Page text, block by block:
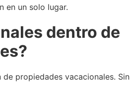
en un solo lugar.
dentro de
propiedades vacacionales. Sin